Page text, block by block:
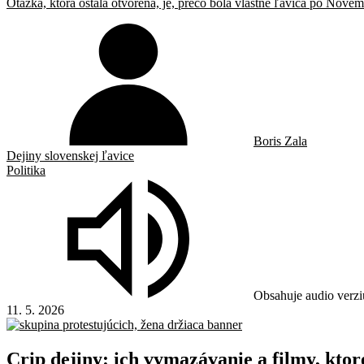
Boris Zala
Dejiny slovenskej ľavice
Politika
Obsahuje audio
11. 5. 2026
Crip dejiny: ich vymazávanie a filmy,